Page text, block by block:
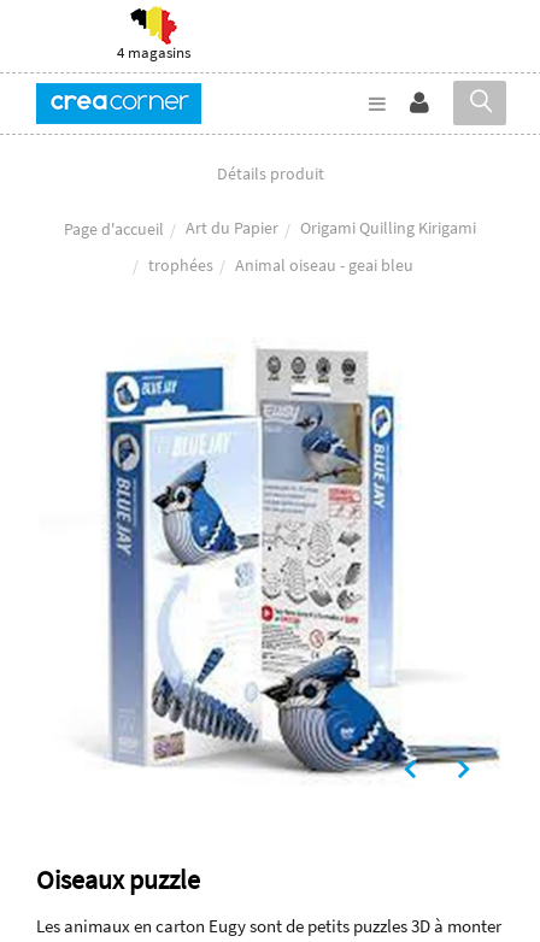
4 magasins
Détails produit
Page d'accueil Art du Papier
Origami Quilling Kirigami
trophées
Animal oiseau - geai bleu
Oiseaux puzzle
Les animaux en carton Eugy sont de petits puzzles 3D à monter